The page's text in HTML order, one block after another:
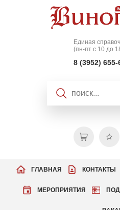
Единая
(пн-пт с 10 до
8 (3952) 655-
МЕРОПРИЯТИЯ
ГЛАВНАЯ КОНТАКТЫ